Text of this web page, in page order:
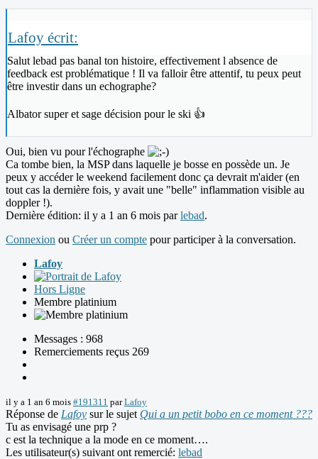
Lafoy écrit:
Salut lebad pas banal ton histoire, effectivement l absence de
feedback est problématique ! Il va falloir être attentif, tu peux peut
être investir dans un echographe?
Albator super et sage décision pour le ski 👍
Oui, bien vu pour l'échographe
Ca tombe bien, la MSP dans laquelle je bosse en possède un. Je
peux y accéder le weekend facilement donc ça devrait m'aider (en
tout cas la dernière fois, y avait une "belle" inflammation visible au
doppler !).
Dernière édition: il y a 1 an 6 mois parlebad.
Connexion ou Créer un compte pour participer à la conversation.
Lafoy
Hors Ligne
Membre platinium
Messages : 968
Remerciements reçus 269
il y a 1 an 6 mois #191311 parLafoy
Réponse de Lafoy sur le sujet Qui a un petit bobo en ce moment ???
Tu as envisagé une prp ?
c est la technique a la mode en ce moment….
Les utilisateur(s) suivant ont remercié: lebad